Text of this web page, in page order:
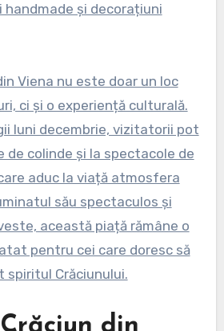
handmade și decorațiuni
Viena nu este doar un loc
ci și o experiență culturală.
luni decembrie, vizitatorii pot
de colinde și la spectacole de
aduc la viață atmosfera
său spectaculos și
această piață rămâne o
pentru cei care doresc să
spiritul Crăciunului.